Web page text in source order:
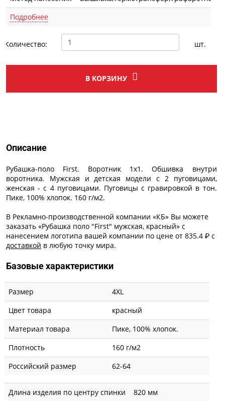
Подробнее
Количество: шт.
В КОРЗИНУ
Описание
Рубашка-поло First. Воротник 1х1. Обшивка внутри
воротника. Мужская и детская модели с 2 пуговицами,
женская - с 4 пуговицами. Пуговицы с гравировкой в тон.
Пике, 100% хлопок. 160 г/м2.
В Рекламно-производственной компании «КБ» Вы можете
заказать «Рубашка поло "First" мужская, красный» с
нанесением логотипа вашей компании по цене от 835.4 ₽ с
доставкой в любую точку мира.
Базовые характеристики
Размер
4XL
Цвет товара
красный
Материал товара
Пике, 100% хлопок.
Плотность
160 г/м2
Российский размер
62-64
Длина изделия по центру спинки
820 мм